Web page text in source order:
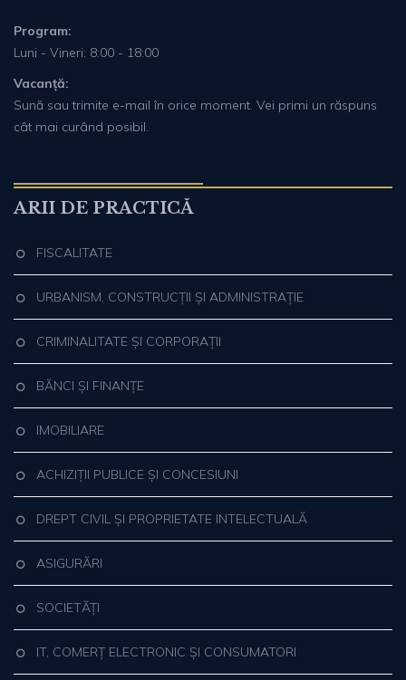
Program:
Luni - Vineri: 8:00 - 18:00
Vacanță:
Sună sau trimite e-mail în orice moment. Vei primi un răspuns
cât mai curând posibil.
ARII DE PRACTICĂ
FISCALITATE
URBANISM, CONSTRUCȚII ȘI ADMINISTRAȚIE
CRIMINALITATE ȘI CORPORAȚII
BĂNCI ȘI FINANȚE
IMOBILIARE
ACHIZIȚII PUBLICE ȘI CONCESIUNI
DREPT CIVIL ȘI PROPRIETATE INTELECTUALĂ
ASIGURĂRI
SOCIETĂȚI
IT, COMERȚ ELECTRONIC ȘI CONSUMATORI